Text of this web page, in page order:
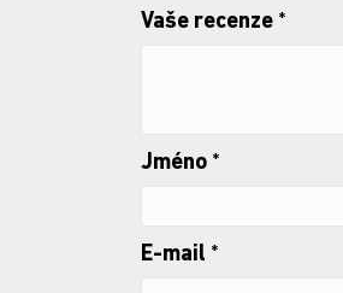
Vaše recenze *
Jméno *
E-mail *